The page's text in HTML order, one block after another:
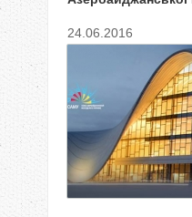
24.06.2016